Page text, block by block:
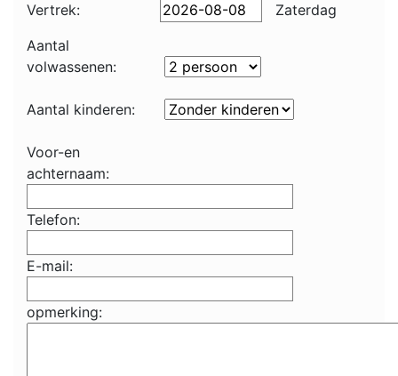
Vertrek:
Zaterdag
Aantal
volwassenen:
Aantal kinderen:
Voor-en
achternaam:
Telefon:
E-mail:
opmerking: